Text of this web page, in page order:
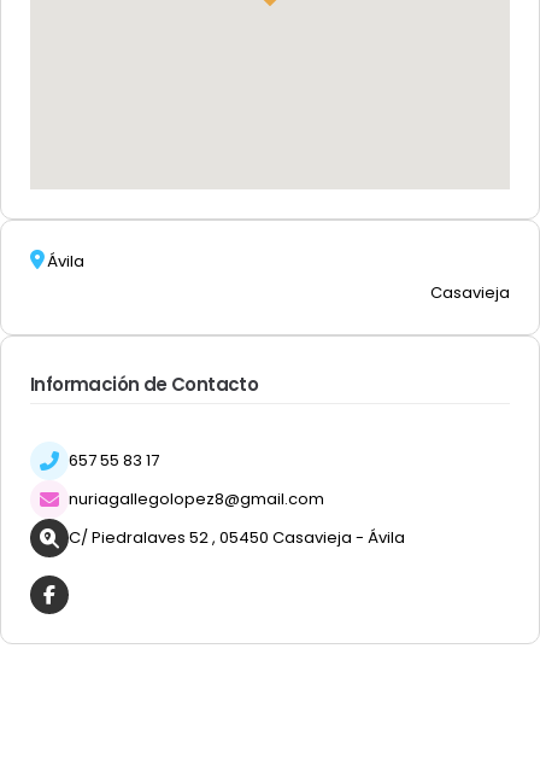
Ávila
Casavieja
Información de Contacto
657 55 83 17
nuriagallegolopez8@gmail.com
C/ Piedralaves 52 , 05450 Casavieja - Ávila